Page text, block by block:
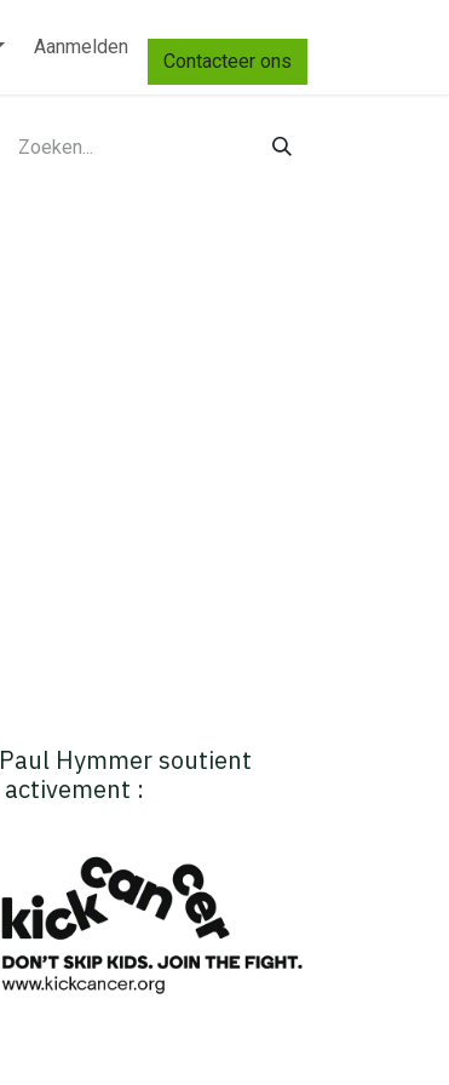
Aanmelden
Contacteer ons
Paul Hymmer soutient
activement :